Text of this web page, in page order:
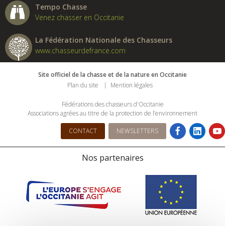
Tempo Chasse
Venez chasser en Occitanie
La Fédération Nationale des Chasseurs
www.chasseurdefrance.com
Site officiel de la chasse et de la nature en Occitanie
Plan du site
Mention légales
Fédérations des chasseurs d'Occitanie
Associations agrées au titre de la protection de l’environnement
CONTACT NEWSLETTERS
Nos partenaires